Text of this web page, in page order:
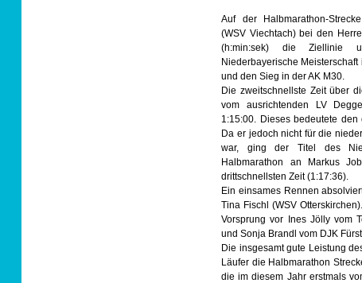
Auf der Halbmarathon-
(WSV Viechtach) bei den
(h:min:sek) die Ziellinie
Niederbayerische
und den Sieg in der AK M30.
Die zweitschnellste Zeit über
vom ausrichtenden LV
1:15:00. Dieses bedeutete den
Da er jedoch nicht für die
war, ging der Titel des
Halbmarathon an Markus
drittschnellsten Zeit (1:17:36).
Ein einsames Rennen
Tina Fischl (WSV
Vorsprung vor Ines Jölly vom
und Sonja Brandl vom DJK
Die insgesamt gute Leistung
Läufer die Halbmarathon
die im diesem Jahr erstmals